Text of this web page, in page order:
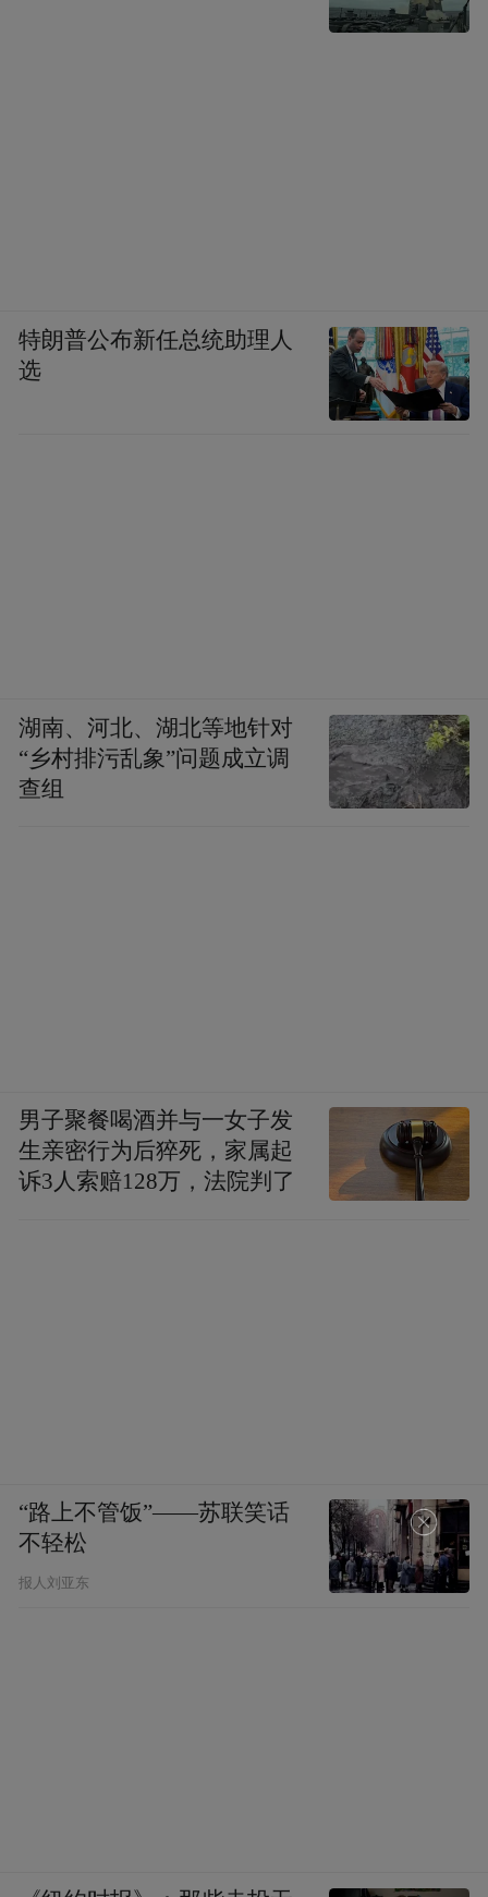
特朗普公布新任总统助理人
选
湖南、河北、湖北等地针对
“乡村排污乱象”问题成立调
查组
男子聚餐喝酒并与一女子发
生亲密行为后猝死，家属起
诉3人索赔128万，法院判了
“路上不管饭”——苏联笑话
不轻松
报人刘亚东